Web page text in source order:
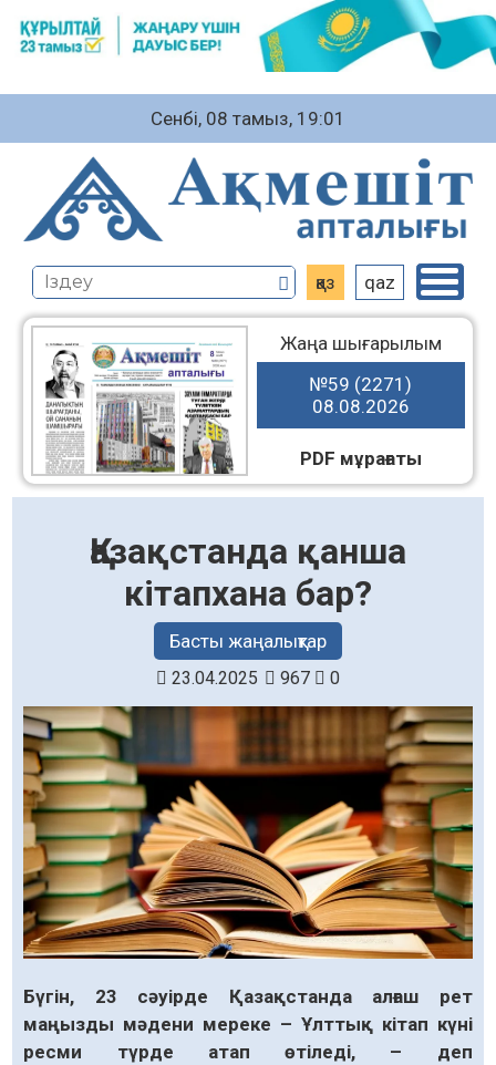
Сенбі, 08 тамыз, 19:01
қаз qaz
Жаңа шығарылым
№59 (2271)
08.08.2026
PDF мұрағаты
Қазақстанда қанша
кітапхана бар?
Басты жаңалықтар
23.04.2025 967 0
Бүгін, 23 сәуірде Қазақстанда алғаш рет
маңызды мәдени мереке – Ұлттық кітап күні
ресми түрде атап өтіледі, – деп